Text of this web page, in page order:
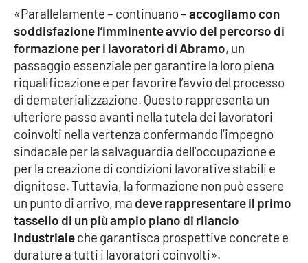
Parchi Marini Calabria
Leggendo Alvaro insieme
Imprese Di Calabria
Le perfidie di Antonella Grippo
Venti di comunicazione
STREAMING
LaC TV
«Parallelamente – continuano –accogliamo con
soddisfazione l’imminente avvio del percorso di
formazione per i lavoratori di Abramo, un
passaggio essenziale per garantire la loro piena
riqualificazione e per favorire l’avvio del processo
di dematerializzazione. Questo rappresenta un
ulteriore passo avanti nella tutela dei lavoratori
coinvolti nella vertenza confermando l’impegno
sindacale per la salvaguardia dell’occupazione e
per la creazione di condizioni lavorative stabili e
dignitose. Tuttavia, la formazione non può essere
un punto di arrivo, ma deve rappresentare il primo
tassello di un più ampio piano di rilancio
industrialeche garantisca prospettive concrete e
durature a tutti i lavoratori coinvolti».